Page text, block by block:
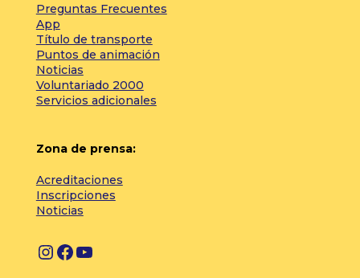
Preguntas Frecuentes
App
Título de transporte
Puntos de animación
Noticias
Voluntariado 2000
Servicios adicionales
Zona de prensa:
Acreditaciones
Inscripciones
Noticias
I
F Y